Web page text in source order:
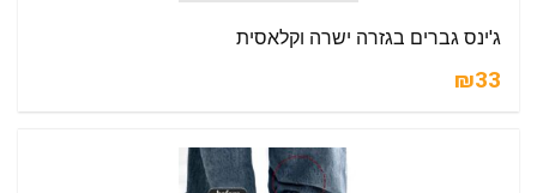
ג'ינס גברים בגזרה ישרה וקלאסית
₪33